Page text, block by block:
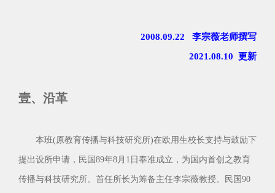
2008.09.22 李宗薇老师撰写
2021.08.10 更新
壹、沿革
本班(原教育传播与科技研究所)在欧用生校长支持与鼓励下
提出设所申请，民国89年8月1日奉准成立，为国内首创之教育
传播与科技研究所。首任所长为筹备主任李宗薇教授。民国90